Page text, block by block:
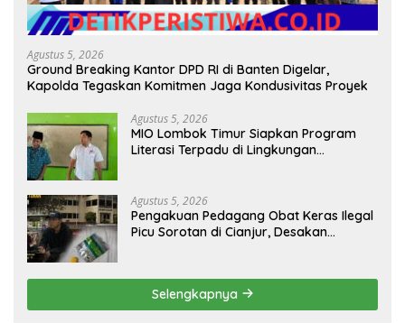
Agustus 5, 2026
Ground Breaking Kantor DPD RI di Banten Digelar,
Kapolda Tegaskan Komitmen Jaga Kondusivitas Proyek
Agustus 5, 2026
MIO Lombok Timur Siapkan Program
Literasi Terpadu di Lingkungan
Agustus 5, 2026
Pengakuan Pedagang Obat Keras Ilegal
Picu Sorotan di Cianjur, Desakan
Selengkapnya